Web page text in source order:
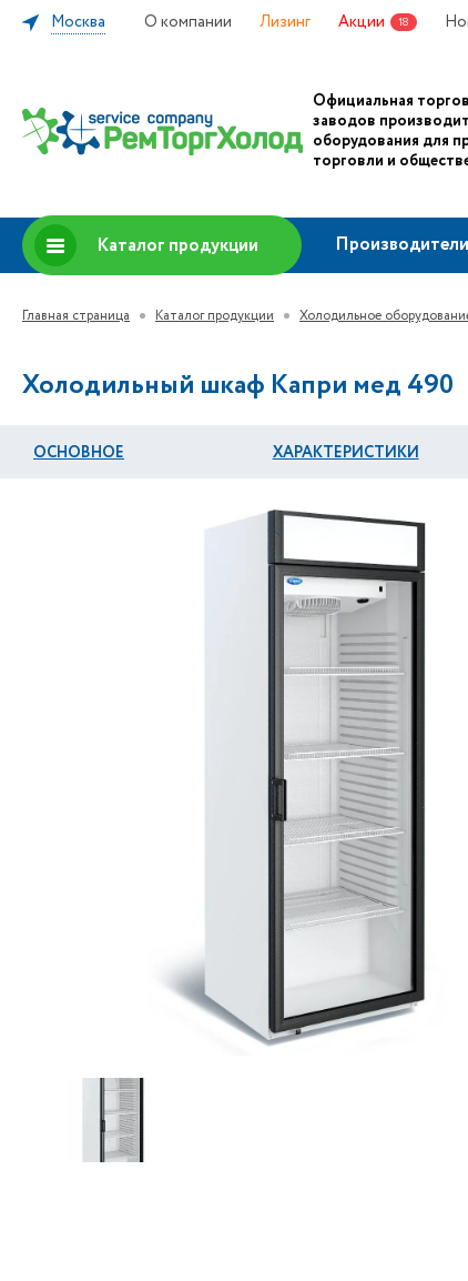
Москва О компании Лизинг Акции 18
Официальная
заводов
оборудования для
торговли и
Каталог продукции Производители
Главная страница Каталог продукции Холодильное
Холодильный шкаф Капри мед 490
ОСНОВНОЕ ХАРАКТЕРИСТИКИ